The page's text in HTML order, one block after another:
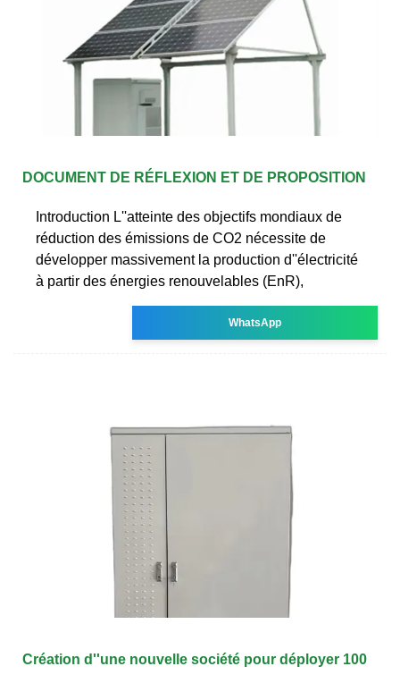
DOCUMENT DE RÉFLEXION ET DE PROPOSITION
Introduction L''atteinte des objectifs mondiaux de
réduction des émissions de CO2 nécessite de
développer massivement la production d''électricité
à partir des énergies renouvelables (EnR),
WhatsApp
Création d''une nouvelle société pour déployer 100